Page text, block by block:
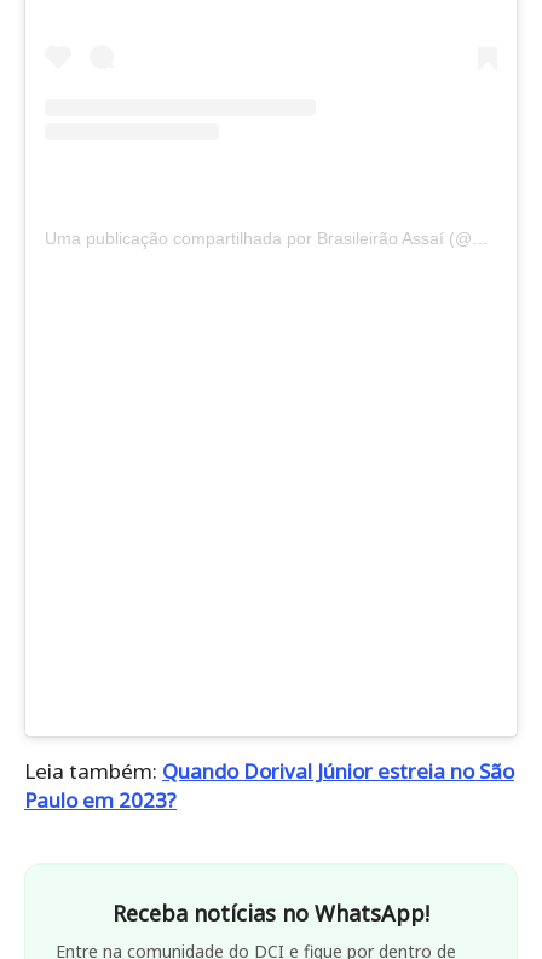
Leia também: Quando Dorival Júnior estreia no São
Paulo em 2023?
Receba notícias no WhatsApp!
Entre na comunidade do DCI e fique por dentro de